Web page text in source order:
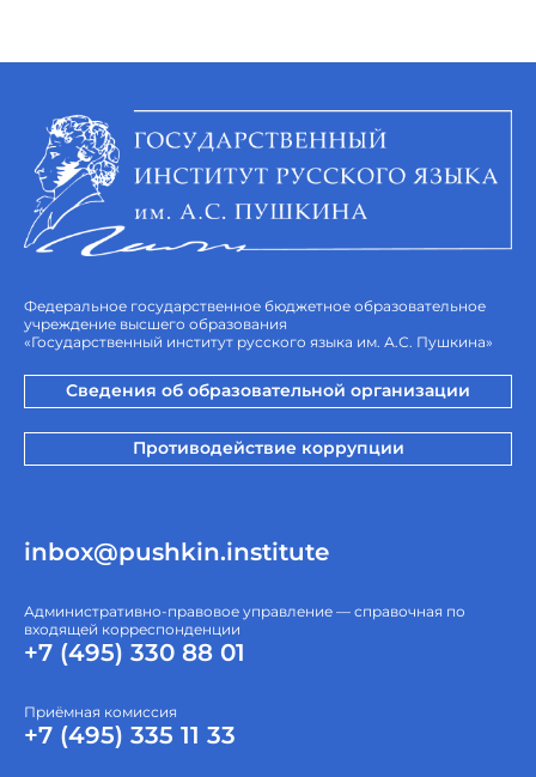
Федеральное государственное бюджетное образовательное
учреждение высшего образования
«Государственный институт русского языка им. А.С. Пушкина»
Сведения об образовательной организации
Противодействие коррупции
inbox@pushkin.institute
Административно-правовое управление — справочная по
входящей корреспонденции
+7 (495) 330 88 01
Приёмная комиссия
+7 (495) 335 11 33